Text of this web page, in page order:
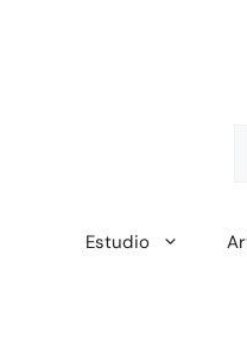
Estudio